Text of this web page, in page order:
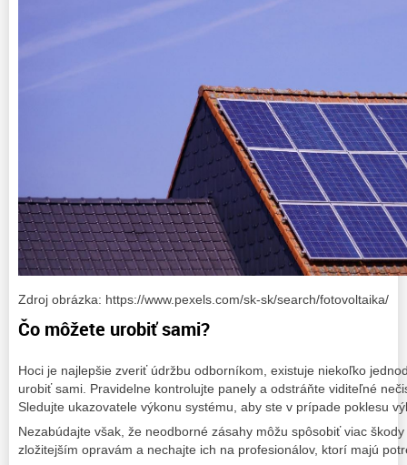
Zdroj obrázka: https://www.pexels.com/sk-sk/search/fotovoltaika/
Čo môžete urobiť sami?
Hoci je najlepšie zveriť údržbu odborníkom, existuje niekoľko
urobiť sami. Pravidelne kontrolujte panely a odstráňte viditeľné
Sledujte ukazovatele výkonu systému, aby ste v prípade poklesu
Nezabúdajte však, že neodborné zásahy môžu spôsobiť viac
zložitejším opravám a nechajte ich na profesionálov, ktorí majú